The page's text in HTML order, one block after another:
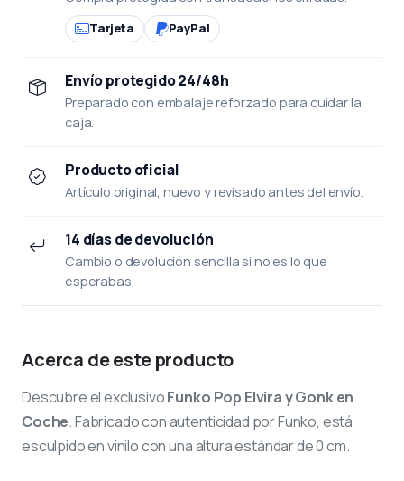
Tarjeta PayPal
Envío protegido 24/48h
Preparado con embalaje reforzado para cuidar la
caja.
Producto oficial
Artículo original, nuevo y revisado antes del envío.
14 días de devolución
Cambio o devolución sencilla si no es lo que
esperabas.
Acerca de este producto
Descubre el exclusivoFunko Pop Elvira y Gonk en
Coche. Fabricado con autenticidad por Funko, está
esculpido en vinilo con una altura estándar de 0 cm.